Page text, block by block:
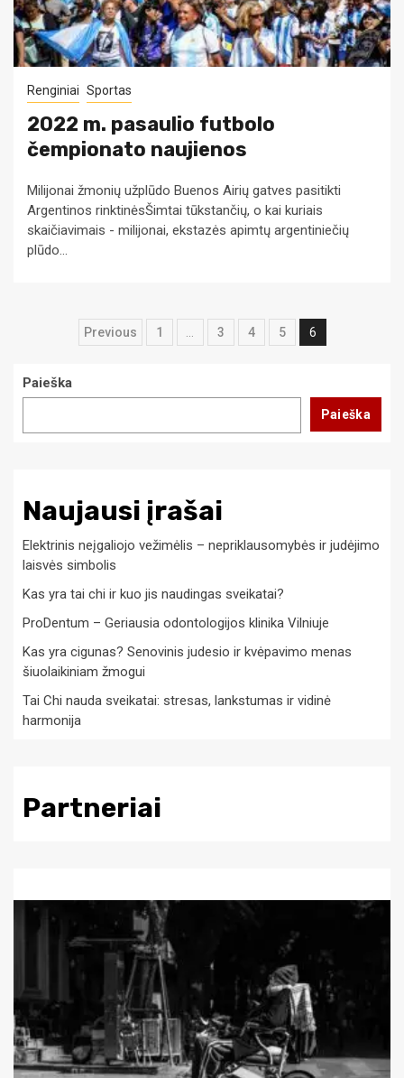
Renginiai Sportas
2022 m. pasaulio futbolo
čempionato naujienos
Milijonai žmonių užplūdo Buenos Airių gatves pasitikti
Argentinos rinktinėsŠimtai tūkstančių, o kai kuriais
skaičiavimais - milijonai, ekstazės apimtų argentiniečių
plūdo...
Navigacija
įrašų
Previous 1 3 4 5 6
Paieška
Paieška
Naujausi įrašai
Elektrinis neįgaliojo vežimėlis – nepriklausomybės ir judėjimo
laisvės simbolis
Kas yra tai chi ir kuo jis naudingas sveikatai?
ProDentum – Geriausia odontologijos klinika Vilniuje
Kas yra cigunas? Senovinis judesio ir kvėpavimo menas
šiuolaikiniam žmogui
Tai Chi nauda sveikatai: stresas, lankstumas ir vidinė
harmonija
Partneriai